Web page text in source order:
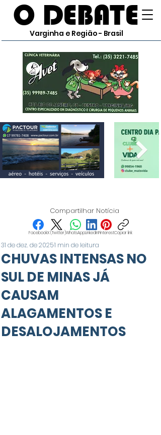
O DEBATE
Varginha e Região - Brasil
Compartilhar Notícia
FacebookX (Twitter)WhatsAppLinkedInPinterestCopiar link
CHUVAS INTENSAS NO
SUL DE MINAS JÁ
CAUSAM
ALAGAMENTOS E
DESALOJAMENTOS
31 de dez. de 20251 min de leitura